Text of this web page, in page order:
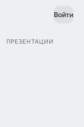
Войти
ПРЕЗЕНТАЦИИ